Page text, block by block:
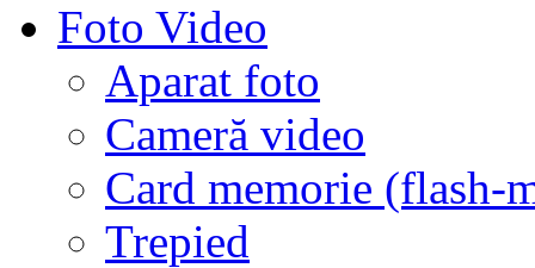
Foto Video
Aparat foto
Cameră video
Card memorie (flash-
Trepied